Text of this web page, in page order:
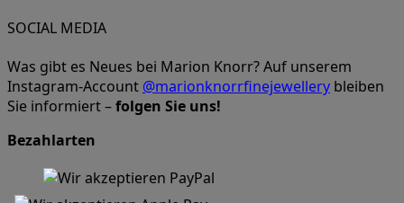
SOCIAL MEDIA
Was gibt es Neues bei Marion Knorr? Auf unserem
Instagram-Account @marionknorrfinejewellery bleiben
Sie informiert –folgen Sie uns!
Bezahlarten